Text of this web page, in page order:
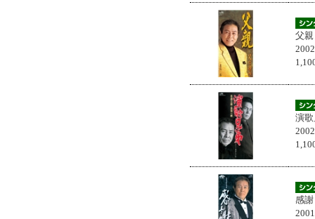
父
演
感謝